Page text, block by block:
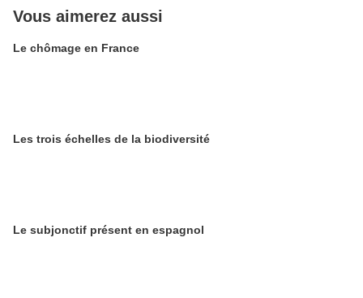
Vous aimerez aussi
Le chômage en France
Les trois échelles de la biodiversité
Le subjonctif présent en espagnol